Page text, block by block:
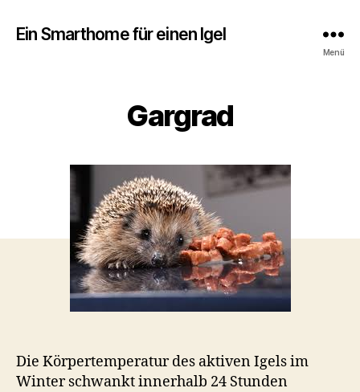
Ein Smarthome für einen Igel
Menü
Gargrad
Die Körpertemperatur des aktiven Igels im
Winter schwankt innerhalb 24 Stunden